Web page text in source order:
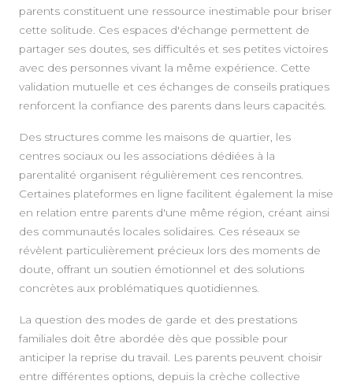
parents constituent une ressource inestimable pour briser
cette solitude. Ces espaces d'échange permettent de
partager ses doutes, ses difficultés et ses petites victoires
avec des personnes vivant la même expérience. Cette
validation mutuelle et ces échanges de conseils pratiques
renforcent la confiance des parents dans leurs capacités.
Des structures comme les maisons de quartier, les
centres sociaux ou les associations dédiées à la
parentalité organisent régulièrement ces rencontres.
Certaines plateformes en ligne facilitent également la mise
en relation entre parents d'une même région, créant ainsi
des communautés locales solidaires. Ces réseaux se
révèlent particulièrement précieux lors des moments de
doute, offrant un soutien émotionnel et des solutions
concrètes aux problématiques quotidiennes.
La question des modes de garde et des prestations
familiales doit être abordée dès que possible pour
anticiper la reprise du travail. Les parents peuvent choisir
entre différentes options, depuis la crèche collective